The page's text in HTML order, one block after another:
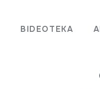
BIDEOTEKA